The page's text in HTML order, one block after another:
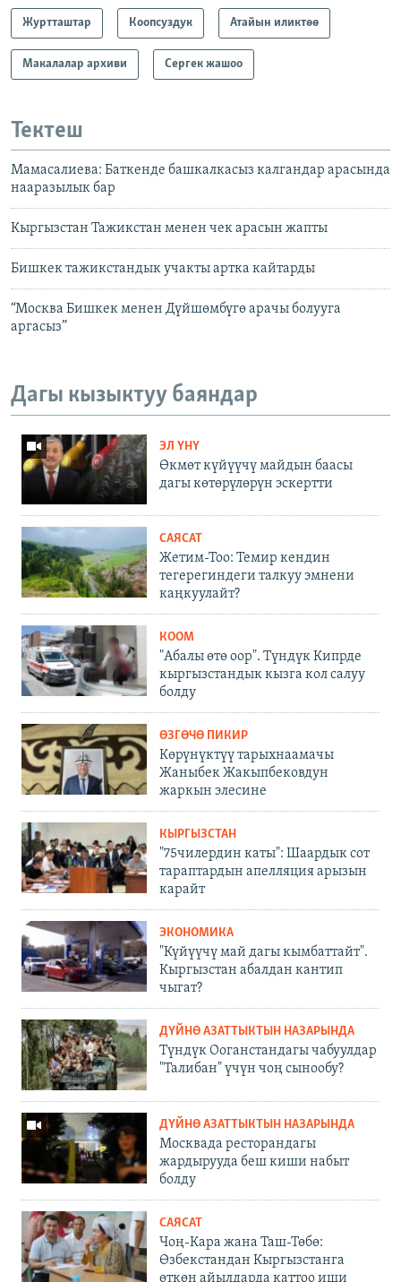
Журтташтар Коопсуздук Атайын иликтөө
Макалалар архиви Сергек жашоо
Тектеш
Мамасалиева: Баткенде башкалкасыз калгандар арасында
нааразылык бар
Кыргызстан Тажикстан менен чек арасын жапты
Бишкек тажикстандык учакты артка кайтарды
“Москва Бишкек менен Дүйшөмбүгө арачы болууга
аргасыз”
Дагы кызыктуу баяндар
ЭЛ ҮНҮ
Өкмөт күйүүчү майдын баасы
дагы көтөрүлөрүн эскертти
САЯСАТ
Жетим-Тоо: Темир кендин
тегерегиндеги талкуу эмнени
каңкуулайт?
КООМ
"Абалы өтө оор". Түндүк Кипрде
кыргызстандык кызга кол салуу
болду
ӨЗГӨЧӨ ПИКИР
Көрүнүктүү тарыхнаамачы
Жаныбек Жакыпбековдун
жаркын элесине
КЫРГЫЗСТАН
"75чилердин каты": Шаардык сот
тараптардын апелляция арызын
карайт
ЭКОНОМИКА
"Күйүүчү май дагы кымбаттайт".
Кыргызстан абалдан кантип
чыгат?
ДҮЙНӨ АЗАТТЫКТЫН НАЗАРЫНДА
Түндүк Ооганстандагы чабуулдар
"Талибан" үчүн чоң сынообу?
ДҮЙНӨ АЗАТТЫКТЫН НАЗАРЫНДА
Москвада ресторандагы
жардырууда беш киши набыт
болду
САЯСАТ
Чоң-Кара жана Таш-Төбө:
Өзбекстандан Кыргызстанга
өткөн айылдарда каттоо иши